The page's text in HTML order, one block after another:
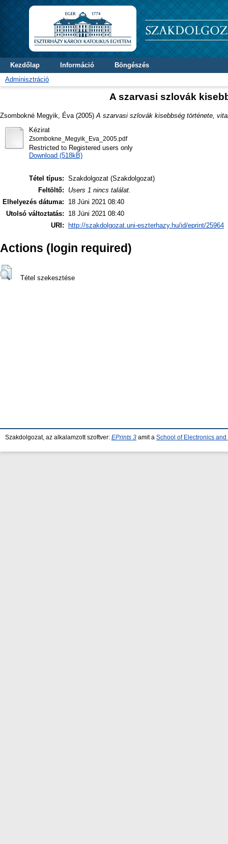
Kezdőlap Információ
Böngészés
Adminisztráció
A szarvasi szlovák
Zsombokné Megyik, Éva (2005) A szarvasi szlovák kisebbség története,
Kézirat
Zsombokne_Megyik_Eva_2005.pdf
Restricted to Registered users only
Download (518kB)
Tétel típus: Szakdolgozat (Szakdolgozat)
Feltöltő:
Users 1 nincs találat.
Elhelyezés dátuma:
18 Júni 2021 08:40
Utolsó változtatás:
18 Júni 2021 08:40
URI:
http://szakdolgozat.uni-eszterhazy.hu/id/eprint/25964
Actions (login required)
Tétel szekesztése
Szakdolgozat, az alkalamzott szoftver: EPrints 3 amit a School of Electronics